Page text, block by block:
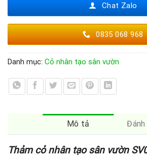
Chat Zalo
0835 068 968
Danh mục: Cỏ nhân tạo sân vườn
Mô tả Đánh
Thảm cỏ nhân tạo sân vườn